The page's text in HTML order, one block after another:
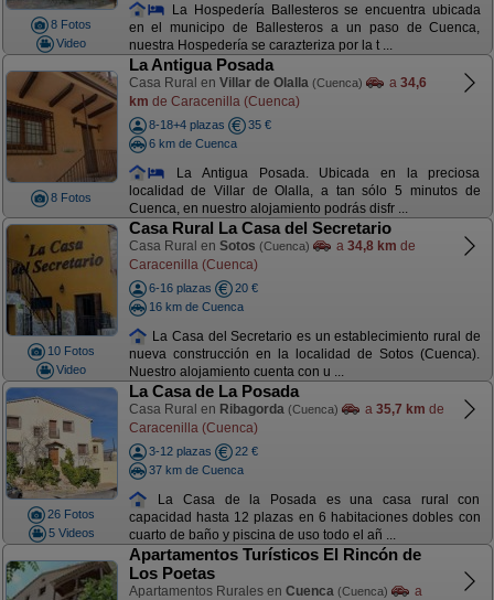
8 Fotos
Video
La Hospedería Ballesteros se encuentra ubicada
en el municipo de Ballesteros a un paso de Cuenca,
nuestra Hospedería se carazteriza por la t ...
8 Fotos
La Antigua Posada
Casa Rural en Villar de Olalla (Cuenca) a 34,6
km de Caracenilla (Cuenca)
8-18+4 plazas
35 €
6 km de Cuenca
La Antigua Posada. Ubicada en la preciosa
localidad de Villar de Olalla, a tan sólo 5 minutos de
Cuenca, en nuestro alojamiento podrás disfr ...
10 Fotos
Video
Casa Rural La Casa del Secretario
Casa Rural en Sotos (Cuenca) a 34,8 km de
Caracenilla (Cuenca)
6-16 plazas
20 €
16 km de Cuenca
La Casa del Secretario es un establecimiento rural de
nueva construcción en la localidad de Sotos (Cuenca).
Nuestro alojamiento cuenta con u ...
26 Fotos
5 Videos
La Casa de La Posada
Casa Rural en Ribagorda (Cuenca) a 35,7 km de
Caracenilla (Cuenca)
3-12 plazas
22 €
37 km de Cuenca
La Casa de la Posada es una casa rural con
capacidad hasta 12 plazas en 6 habitaciones dobles con
cuarto de baño y piscina de uso todo el añ ...
Apartamentos Turísticos El Rincón de
Los Poetas
Apartamentos Rurales en Cuenca (Cuenca)
a